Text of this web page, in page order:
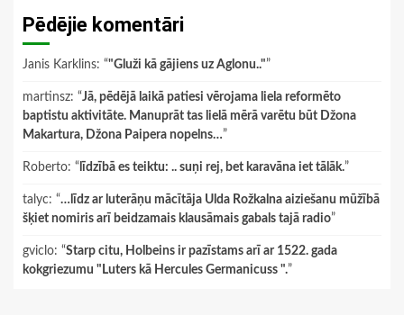
Pēdējie komentāri
Janis Karklins: “"Gluži kā gājiens uz Aglonu.."”
martinsz: “Jā, pēdējā laikā patiesi vērojama liela reformēto
baptistu aktivitāte. Manuprāt tas lielā mērā varētu būt Džona
Makartura, Džona Paipera nopelns…”
Roberto: “ līdzībā es teiktu: .. suņi rej, bet karavāna iet tālāk.”
talyc: “…līdz ar luterāņu mācītāja Ulda Rožkalna aiziešanu mūžībā
šķiet nomiris arī beidzamais klausāmais gabals tajā radio”
gviclo: “Starp citu, Holbeins ir pazīstams arī ar 1522. gada
kokgriezumu "Luters kā Hercules Germanicuss ".”